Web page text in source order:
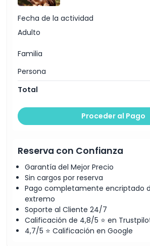
Fecha de la actividad
Adulto
Familia
Persona
Total
Proceder al Pago
Reserva con Confianza
Garantía del Mejor Precio
Sin cargos por reserva
Pago completamente encriptado
extremo
Soporte al Cliente 24/7
Calificación de 4,8/5 ⭐ en
4,7/5 ⭐ Calificación en Google